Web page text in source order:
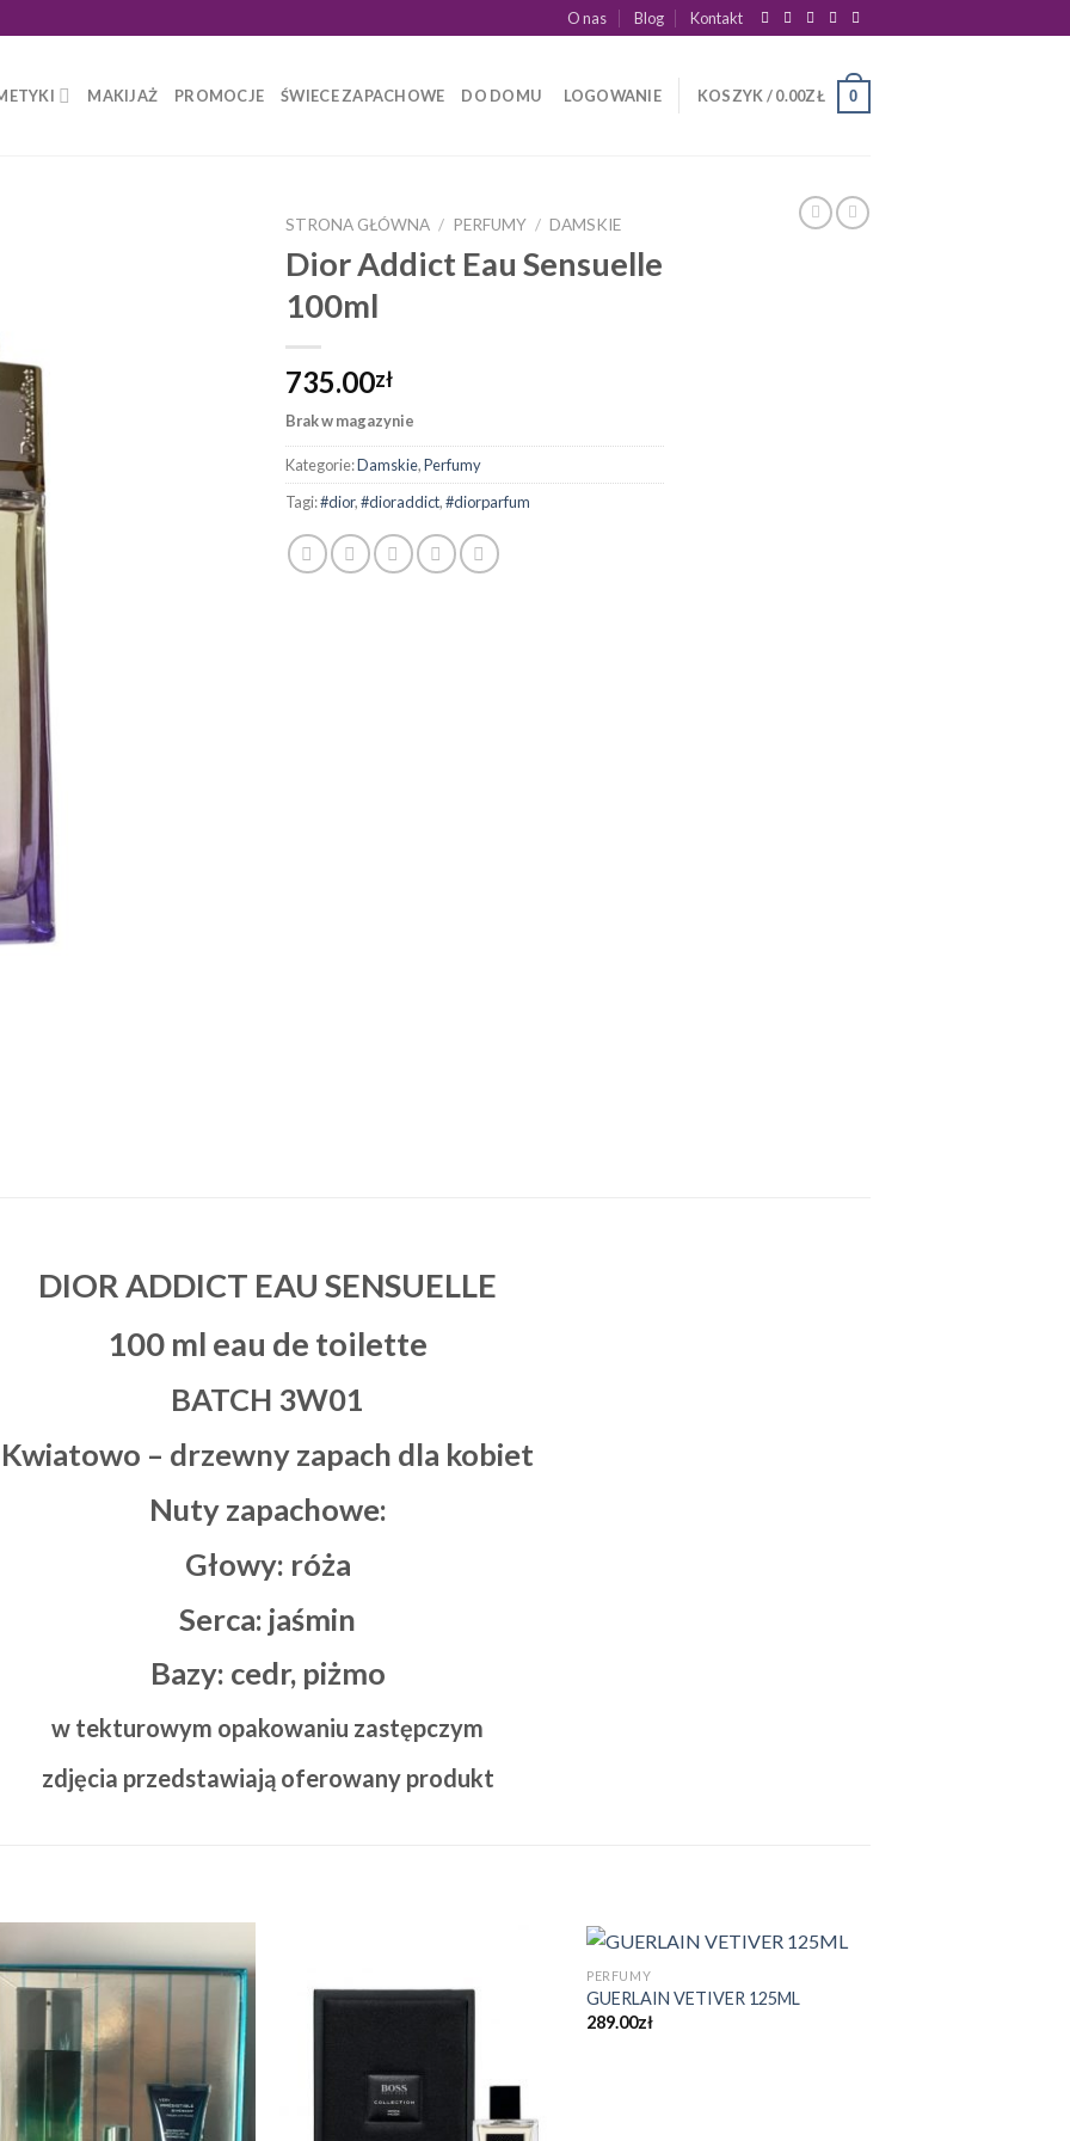
O nas Blog Kontakt
MAKIJAŻ PROMOCJE ŚWIECE ZAPACHOWE DO DOMU LOGOWANIE KOSZYK /0.00ZŁ 0
STRONA GŁÓWNA / PERFUMY / DAMSKIE
Dior Addict Eau Sensuelle
100ml
735.00zł
Brak w magazynie
Kategorie:Damskie,Perfumy
Tagi:#dior,#dioraddict,#diorparfum
DIOR ADDICT EAU SENSUELLE
100 ml eau de toilette
BATCH 3W01
Kwiatowo – drzewny zapach dla kobiet
Nuty zapachowe:
Głowy: róża
Serca: jaśmin
Bazy: cedr, piżmo
w tekturowym opakowaniu zastępczym
zdjęcia przedstawiają oferowany produkt
PERFUMY
GUERLAIN VETIVER 125ML
289.00zł